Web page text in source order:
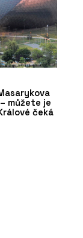
můžete je
čeká